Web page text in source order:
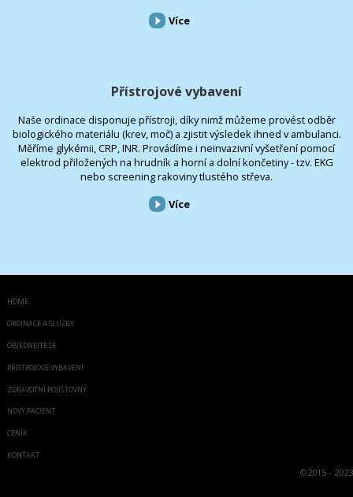
Více
Přístrojové vybavení
Naše ordinace disponuje přístroji, díky nimž můžeme provést odběr
biologického materiálu (krev, moč) a zjistit výsledek ihned v ambulanci.
Měříme glykémii, CRP, INR. Provádíme i neinvazivní vyšetření pomocí
elektrod přiložených na hrudník a horní a dolní končetiny - tzv. EKG
nebo screening rakoviny tlustého střeva.
Více
HOME
ORDINACE A SLUŽBY
OBJEDNEJTE SE
PŘÍSTROJOVÉ VYBAVENÍ
ZDRAVOTNÍ POJIŠŤOVNY
NOVÝ PACIENT
CENÍK
KONTAKT
©2015 - 2023